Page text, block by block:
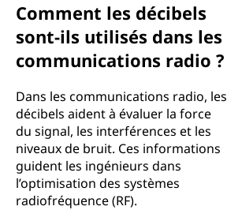
Comment les décibels
sont-ils utilisés dans les
communications radio ?
Dans les communications radio, les
décibels aident à évaluer la force
du signal, les interférences et les
niveaux de bruit. Ces informations
guident les ingénieurs dans
l’optimisation des systèmes
radiofréquence (RF).